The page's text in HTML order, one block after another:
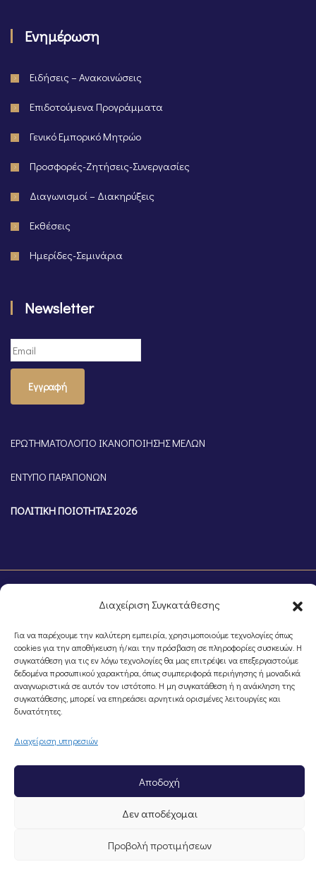
Διαχείριση Συγκατάθεσης
Για να παρέχουμε την καλύτερη εμπειρία, χρησιμοποιούμε τεχνολογίες όπως
cookies για την αποθήκευση ή/και την πρόσβαση σε πληροφορίες συσκευών. Η
συγκατάθεση για τις εν λόγω τεχνολογίες θα μας επιτρέψει να επεξεργαστούμε
δεδομένα προσωπικού χαρακτήρα, όπως συμπεριφορά περιήγησης ή μοναδικά
αναγνωριστικά σε αυτόν τον ιστότοπο. Η μη συγκατάθεση ή η ανάκληση της
συγκατάθεσης, μπορεί να επηρεάσει αρνητικά ορισμένες λειτουργίες και
δυνατότητες.
Διαχείριση υπηρεσιών
Αποδοχή
Δεν αποδέχομαι
Προβολή προτιμήσεων
Ενημέρωση
Ειδήσεις – Ανακοινώσεις
Επιδοτούμενα Προγράμματα
Γενικό Εμπορικό Μητρώο
Προσφορές-Ζητήσεις-Συνεργασίες
Διαγωνισμοί – Διακηρύξεις
Εκθέσεις
Ημερίδες-Σεμινάρια
Newsletter
Εγγραφή
ΕΡΩΤΗΜΑΤΟΛΟΓΙΟ ΙΚΑΝΟΠΟΙΗΣΗΣ ΜΕΛΩΝ
ΕΝΤΥΠΟ ΠΑΡΑΠΟΝΩΝ
ΠΟΛΙΤΙΚΗ ΠΟΙΟΤΗΤΑΣ 2026
©Portal Επιμελητηρίου Ημαθίας, Powered byKnowledge A.E.